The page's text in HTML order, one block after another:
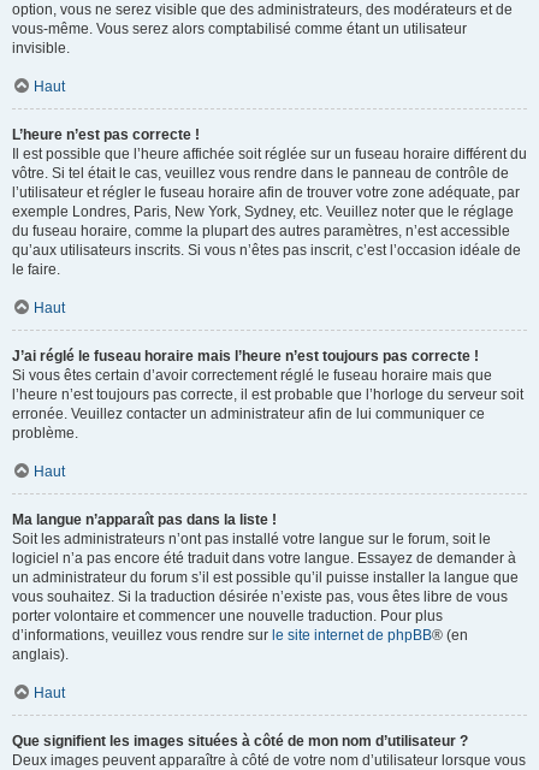
option, vous ne serez visible que des administrateurs, des modérateurs et de
vous-même. Vous serez alors comptabilisé comme étant un utilisateur
invisible.
Haut
L’heure n’est pas correcte !
Il est possible que l’heure affichée soit réglée sur un fuseau horaire différent du
vôtre. Si tel était le cas, veuillez vous rendre dans le panneau de contrôle de
l’utilisateur et régler le fuseau horaire afin de trouver votre zone adéquate, par
exemple Londres, Paris, New York, Sydney, etc. Veuillez noter que le réglage
du fuseau horaire, comme la plupart des autres paramètres, n’est accessible
qu’aux utilisateurs inscrits. Si vous n’êtes pas inscrit, c’est l’occasion idéale de
le faire.
Haut
J’ai réglé le fuseau horaire mais l’heure n’est toujours pas correcte !
Si vous êtes certain d’avoir correctement réglé le fuseau horaire mais que
l’heure n’est toujours pas correcte, il est probable que l’horloge du serveur soit
erronée. Veuillez contacter un administrateur afin de lui communiquer ce
problème.
Haut
Ma langue n’apparaît pas dans la liste !
Soit les administrateurs n’ont pas installé votre langue sur le forum, soit le
logiciel n’a pas encore été traduit dans votre langue. Essayez de demander à
un administrateur du forum s’il est possible qu’il puisse installer la langue que
vous souhaitez. Si la traduction désirée n’existe pas, vous êtes libre de vous
porter volontaire et commencer une nouvelle traduction. Pour plus
d’informations, veuillez vous rendre sur le site internet de phpBB® (en
anglais).
Haut
Que signifient les images situées à côté de mon nom d’utilisateur ?
Deux images peuvent apparaître à côté de votre nom d’utilisateur lorsque vous